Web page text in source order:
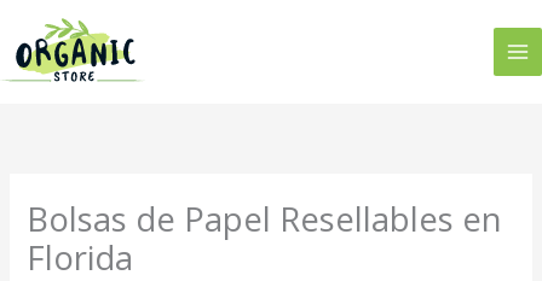
contenido
Bolsas de Papel Resellables en
Florida